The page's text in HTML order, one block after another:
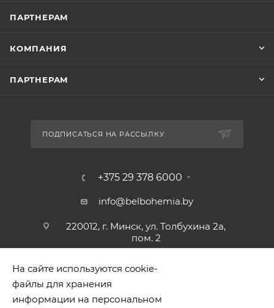
ПАРТНЕРАМ
КОМПАНИЯ
ПАРТНЕРАМ
ПОДПИСАТЬСЯ НА РАССЫЛКУ
+375 29 378 6000
info@belbohemia.by
220012, г. Минск, ул. Толбухина 2а,
пом. 2
На сайте используются cookie-
файлы для хранения
информации на персональном